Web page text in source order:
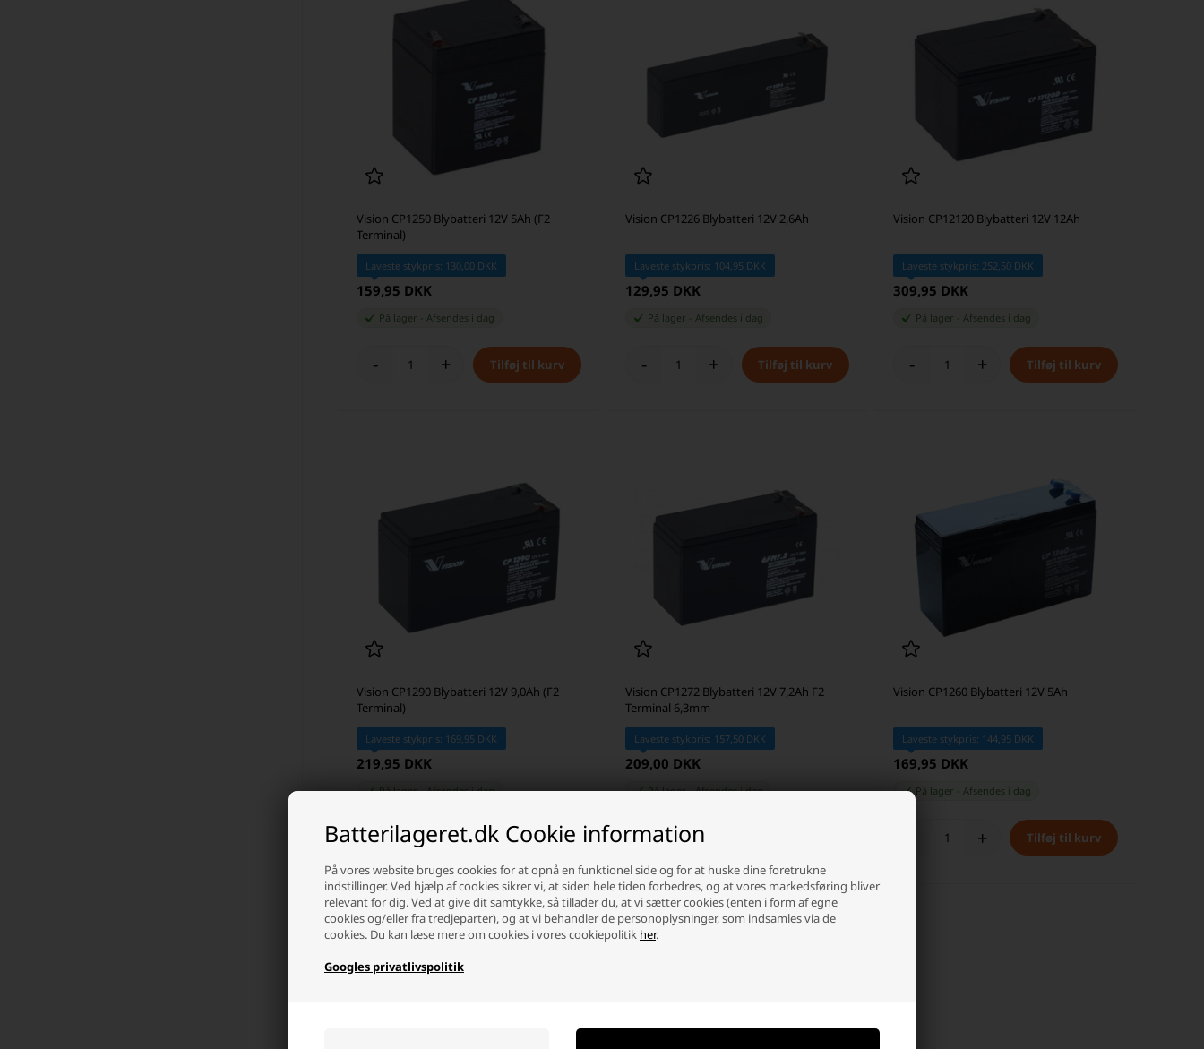
Batterilageret.dk Cookie information
På vores website bruges cookies for at opnå en funktionel side og for at huske dine foretrukne
indstillinger. Ved hjælp af cookies sikrer vi, at siden hele tiden forbedres, og at vores markedsføring bliver
relevant for dig. Ved at give dit samtykke, så tillader du, at vi sætter cookies (enten i form af egne
cookies og/eller fra tredjeparter), og at vi behandler de personoplysninger, som indsamles via de
cookies. Du kan læse mere om cookies i vores cookiepolitik her.
Googles privatlivspolitik
Vision CP1250 Blybatteri 12V 5Ah (F2
Terminal)
Laveste stykpris: 130,00 DKK
159,95 DKK
På lager Afsendes i dag
- +
Vision CP1226 Blybatteri 12V 2,6Ah
Laveste stykpris: 104,95 DKK
129,95 DKK
På lager Afsendes i dag
- +
Vision CP12120 Blybatteri 12V 12Ah
Laveste stykpris: 252,50 DKK
309,95 DKK
På lager Afsendes i dag
- +
Vision CP1290 Blybatteri 12V 9,0Ah (F2
Terminal)
Laveste stykpris: 169,95 DKK
219,95 DKK
På lager-Afsendesi dag
- +
Vision CP1272 Blybatteri 12V 7,2Ah F2
Terminal 6,3mm
Laveste stykpris: 157,50 DKK
209,00 DKK
På lager-Afsendesi dag
-
Vision CP1260 Blybatteri 12V 5Ah
Laveste stykpris: 144,95 DKK
169,95 DKK
På lager -Afsendes i dag
+